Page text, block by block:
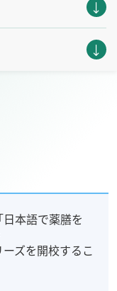
本語で薬膳を
ズを開校するこ